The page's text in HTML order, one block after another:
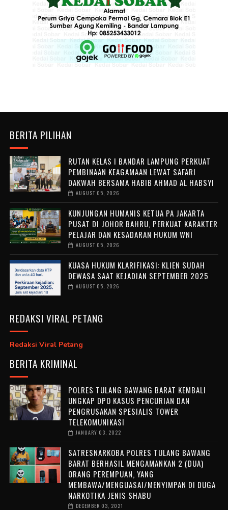
BERITA PILIHAN
RUTAN KELAS I BANDAR LAMPUNG PERKUAT
PEMBINAAN KEAGAMAAN LEWAT SAFARI
DAKWAH BERSAMA HABIB AHMAD AL HABSYI
AUGUST 05, 2026
KUNJUNGAN HUMANIS KETUA PA JAKARTA
PUSAT DI JOHOR BAHRU, PERKUAT KARAKTER
PELAJAR DAN KESADARAN HUKUM WNI
AUGUST 05, 2026
KUASA HUKUM KLARIFIKASI: KLIEN SUDAH
DEWASA SAAT KEJADIAN SEPTEMBER 2025
AUGUST 05, 2026
REDAKSI VIRAL PETANG
Redaksi Viral Petang
BERITA KRIMINAL
POLRES TULANG BAWANG BARAT KEMBALI
UNGKAP DPO KASUS PENCURIAN DAN
PENGRUSAKAN SPESIALIS TOWER
TELEKOMUNIKASI
JANUARY 03, 2022
SATRESNARKOBA POLRES TULANG BAWANG
BARAT BERHASIL MENGAMANKAN 2 (DUA)
ORANG PEREMPUAN, YANG
MEMBAWA/MENGUASAI/MENYIMPAN DI DUGA
NARKOTIKA JENIS SHABU
DECEMBER 03, 2021